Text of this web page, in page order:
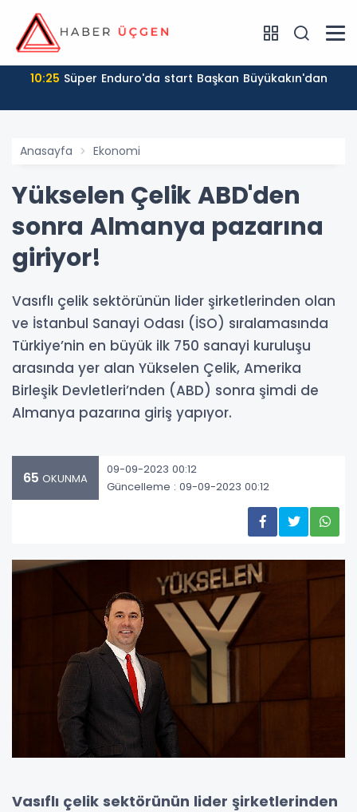
10:25 Süper Enduro'da start Başkan Büyükakın'dan
Anasayfa Ekonomi
Yükselen Çelik ABD'den
sonra Almanya pazarına
giriyor!
Vasıflı çelik sektörünün lider şirketlerinden olan
ve İstanbul Sanayi Odası (İSO) sıralamasında
Türkiye’nin en büyük ilk 750 sanayi kuruluşu
arasında yer alan Yükselen Çelik, Amerika
Birleşik Devletleri’nden (ABD) sonra şimdi de
Almanya pazarına giriş yapıyor.
65 OKUNMA
09-09-2023 00:12
Güncelleme : 09-09-2023 00:12
Vasıflı çelik sektörünün lider şirketlerinden